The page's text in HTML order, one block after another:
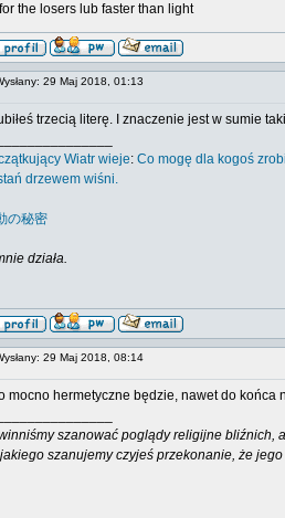
the losers lub faster than light
29 Maj 2018, 01:13
trzecią literę. I znaczenie jest w sumie
Wiatr wieje: Co mogę dla kogoś
drzewem wiśni.
の秘密
działa.
29 Maj 2018, 08:14
mocno hermetyczne będzie, nawet do
szanować poglądy religijne bliźnich,
szanujemy czyjeś przekonanie, że